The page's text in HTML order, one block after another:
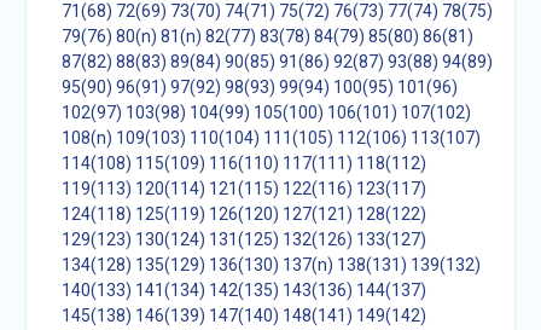
71(68) 72(69) 73(70) 74(71) 75(72) 76(73) 77(74) 78(75)
79(76) 80(n) 81(n) 82(77) 83(78) 84(79) 85(80) 86(81)
87(82) 88(83) 89(84) 90(85) 91(86) 92(87) 93(88) 94(89)
95(90) 96(91) 97(92) 98(93) 99(94) 100(95) 101(96)
102(97) 103(98) 104(99) 105(100) 106(101) 107(102)
108(n) 109(103) 110(104) 111(105) 112(106) 113(107)
114(108) 115(109) 116(110) 117(111) 118(112)
119(113) 120(114) 121(115) 122(116) 123(117)
124(118) 125(119) 126(120) 127(121) 128(122)
129(123) 130(124) 131(125) 132(126) 133(127)
134(128) 135(129) 136(130) 137(n) 138(131) 139(132)
140(133) 141(134) 142(135) 143(136) 144(137)
145(138) 146(139) 147(140) 148(141) 149(142)